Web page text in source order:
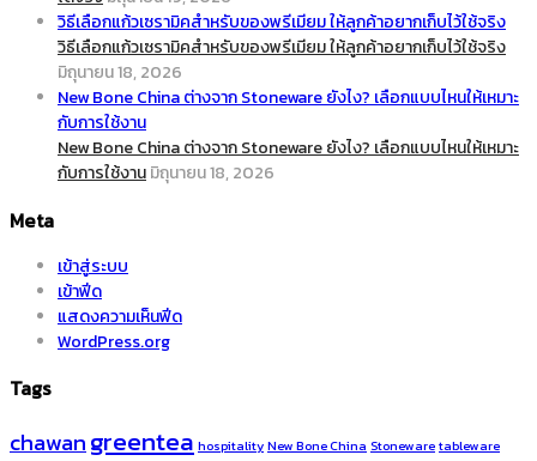
วิธีเลือกแก้วเซรามิคสำหรับของพรีเมียม ให้ลูกค้าอยากเก็บไว้ใช้จริง
วิธีเลือกแก้วเซรามิคสำหรับของพรีเมียม ให้ลูกค้าอยากเก็บไว้ใช้จริง
มิถุนายน 18, 2026
New Bone China ต่างจาก Stoneware ยังไง? เลือกแบบไหนให้เหมาะ
กับการใช้งาน
New Bone China ต่างจาก Stoneware ยังไง? เลือกแบบไหนให้เหมาะ
กับการใช้งานมิถุนายน 18, 2026
Meta
เข้าสู่ระบบ
เข้าฟีด
แสดงความเห็นฟีด
WordPress.org
Tags
chawangreentea hospitalityNew Bone China Stonewaretableware